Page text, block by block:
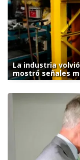
La industria
mostró señales